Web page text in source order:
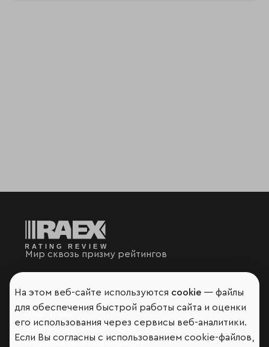
Мир сквозь призму рейтингов
Аналитика
Контактная информация
Подписаться на рассылку
На этом веб-сайте используются cookie — файлы
для обеспечения быстрой работы сайта и оценки
его использования через сервисы веб-аналитики.
Если Вы согласны с использованием cookie-файлов,